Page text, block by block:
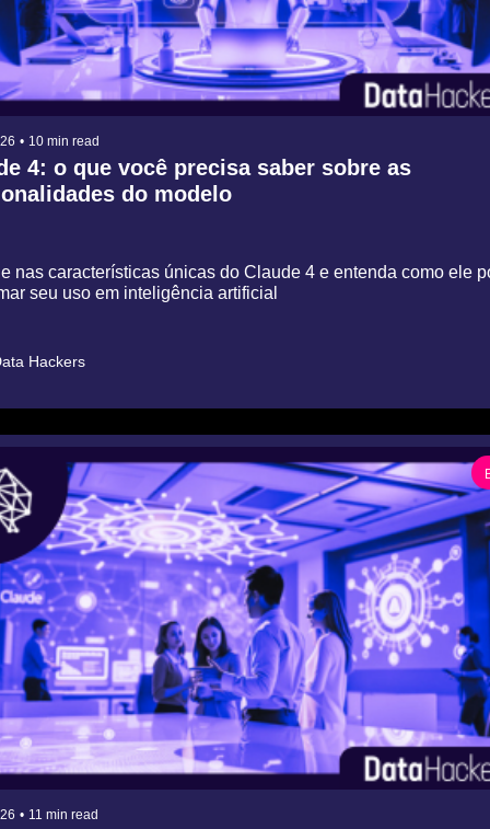
• 10 min read
4: o que você precisa saber sobre as
do modelo
nas características únicas do Claude 4 e entenda como ele
seu uso em inteligência artificial
Hackers
• 11 min read